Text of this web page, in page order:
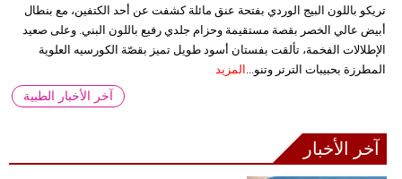
تريكو باللون البيج الوردي بفتحة عنق مائلة كشفت عن أحد الكتفين، مع بنطال
أبيض عالي الخصر بقصة مستقيمة وحزام جلدي رفيع باللون البني. وعلى صعيد
الإطلالات الفخمة، تألقت بفستان أسود طويل تميز بقصّة الكورسيه العلوية
المطرزة بحبيبات الترتر وتنو... المزيد
آخر الأخبار الطبية
آخر الأخبار